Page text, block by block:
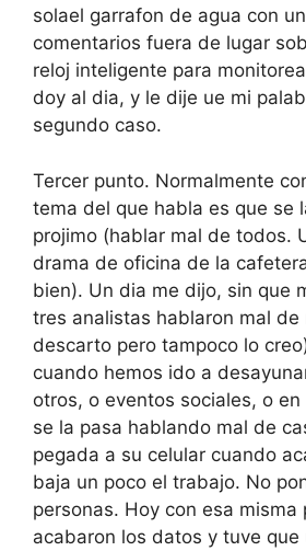
solael garrafon de agua con
comentarios fuera de lugar
reloj inteligente para
doy al dia, y le dije ue mi
segundo caso.
Tercer punto. Normalmente
tema del que habla es que se
projimo (hablar mal de todos.
drama de oficina de la
bien). Un dia me dijo, sin que
tres analistas hablaron mal de
descarto pero tampoco lo
cuando hemos ido a
otros, o eventos sociales, o
se la pasa hablando mal de
pegada a su celular cuando
baja un poco el trabajo. No
personas. Hoy con esa misma
acabaron los datos y tuve que